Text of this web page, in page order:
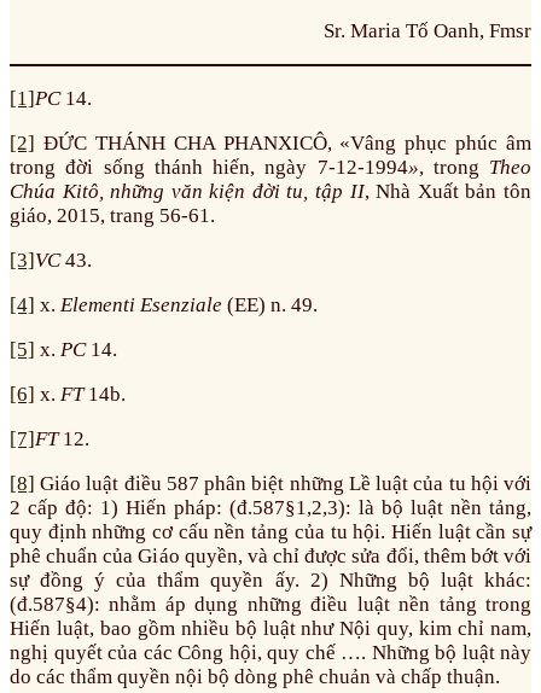
Sr. Maria Tố Oanh, Fmsr
[1]PC 14.
[2] ĐỨC THÁNH CHA PHANXICÔ, «Vâng phục phúc âm
trong đời sống thánh hiến, ngày 7-12-1994», trong Theo
Chúa Kitô, những văn kiện đời tu, tập II, Nhà Xuất bản tôn
giáo, 2015, trang 56-61.
[3] VC43.
[4] x. Elementi Esenziale (EE) n. 49.
[5] x. PC14.
[6] x. FT14b.
[7]FT12.
[8] Giáo luật điều 587 phân biệt những Lề luật của tu hội với
2 cấp độ: 1) Hiến pháp: (đ.587§1,2,3): là bộ luật nền tảng,
quy định những cơ cấu nền tảng của tu hội. Hiến luật cần sự
phê chuẩn của Giáo quyền, và chỉ được sửa đổi, thêm bớt với
sự đồng ý của thẩm quyền ấy. 2) Những bộ luật khác:
(đ.587§4): nhằm áp dụng những điều luật nền tảng trong
Hiến luật, bao gồm nhiều bộ luật như Nội quy, kim chỉ nam,
nghị quyết của các Công hội, quy chế …. Những bộ luật này
do các thẩm quyền nội bộ dòng phê chuản và chấp thuận.